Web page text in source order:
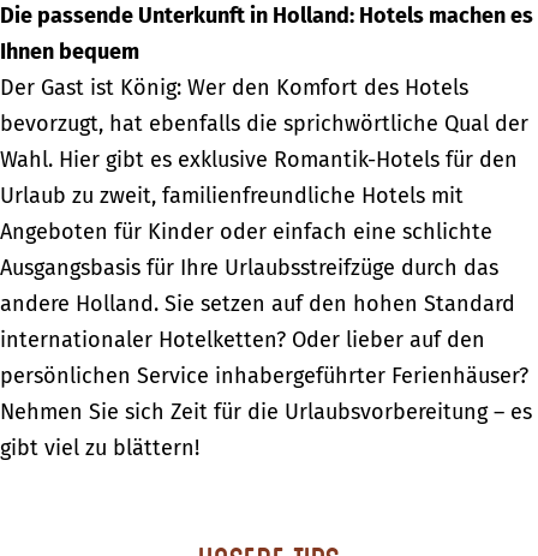
Die passende Unterkunft in Holland: Hotels machen es
Ihnen bequem
Der Gast ist König: Wer den Komfort des Hotels
bevorzugt, hat ebenfalls die sprichwörtliche Qual der
Wahl. Hier gibt es exklusive Romantik-Hotels für den
Urlaub zu zweit, familienfreundliche Hotels mit
Angeboten für Kinder oder einfach eine schlichte
Ausgangsbasis für Ihre Urlaubsstreifzüge durch das
andere Holland. Sie setzen auf den hohen Standard
internationaler Hotelketten? Oder lieber auf den
persönlichen Service inhabergeführter Ferienhäuser?
Nehmen Sie sich Zeit für die Urlaubsvorbereitung – es
gibt viel zu blättern!